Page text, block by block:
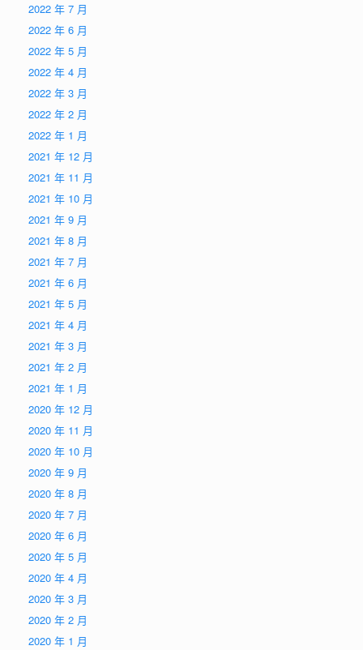
2022 年 7 月
2022 年 6 月
2022 年 5 月
2022 年 4 月
2022 年 3 月
2022 年 2 月
2022 年 1 月
2021 年 12 月
2021 年 11 月
2021 年 10 月
2021 年 9 月
2021 年 8 月
2021 年 7 月
2021 年 6 月
2021 年 5 月
2021 年 4 月
2021 年 3 月
2021 年 2 月
2021 年 1 月
2020 年 12 月
2020 年 11 月
2020 年 10 月
2020 年 9 月
2020 年 8 月
2020 年 7 月
2020 年 6 月
2020 年 5 月
2020 年 4 月
2020 年 3 月
2020 年 2 月
2020 年 1 月